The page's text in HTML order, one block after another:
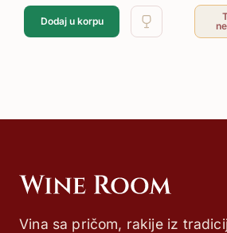
Dodaj u korpu
Vina sa pričom, rakije iz